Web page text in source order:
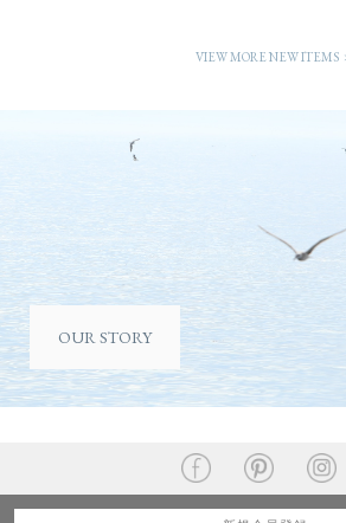
VIEW MORE NEW ITEMS
OUR STORY